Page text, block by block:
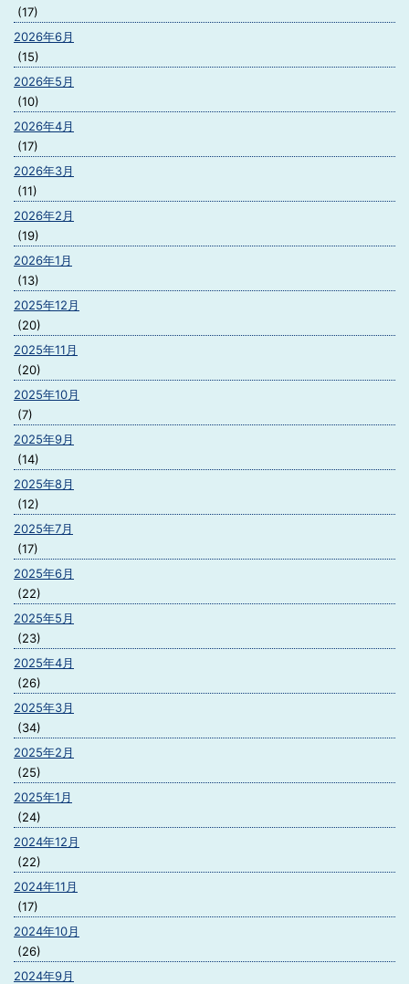
(17)
2026年6月
(15)
2026年5月
(10)
2026年4月
(17)
2026年3月
(11)
2026年2月
(19)
2026年1月
(13)
2025年12月
(20)
2025年11月
(20)
2025年10月
(7)
2025年9月
(14)
2025年8月
(12)
2025年7月
(17)
2025年6月
(22)
2025年5月
(23)
2025年4月
(26)
2025年3月
(34)
2025年2月
(25)
2025年1月
(24)
2024年12月
(22)
2024年11月
(17)
2024年10月
(26)
2024年9月